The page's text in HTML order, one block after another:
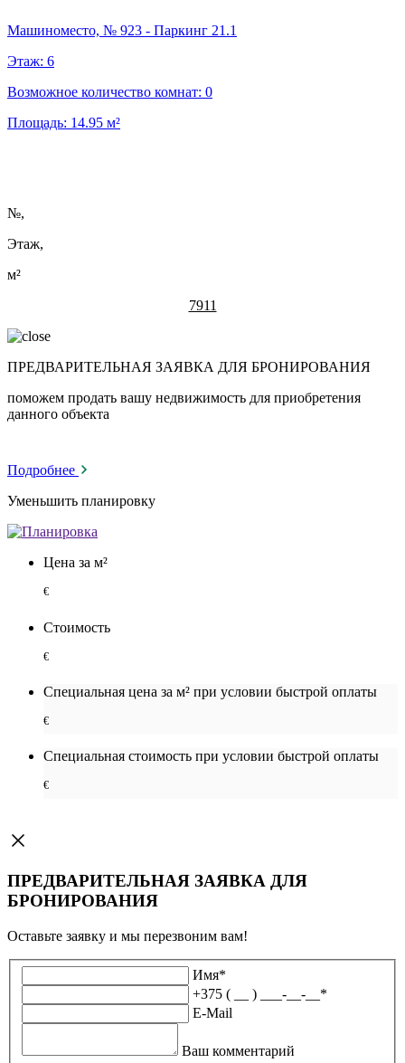
Машиноместо, № 923 - Паркинг 21.1
Этаж: 6
Возможное количество комнат: 0
Площадь: 14.95 м²
№,
Этаж,
м²
7911
ПРЕДВАРИТЕЛЬНАЯ ЗАЯВКА ДЛЯ БРОНИРОВАНИЯ
поможем продать вашу недвижимость для приобретения
данного объекта
Подробнее
Уменьшить планировку
Цена за м²
€
Стоимость
€
Специальная цена за м² при условии быстрой оплаты
€
Специальная cтоимость при условии быстрой оплаты
€
ПРЕДВАРИТЕЛЬНАЯ ЗАЯВКА ДЛЯ
БРОНИРОВАНИЯ
Оставьте заявку и мы перезвоним вам!
Имя*
+375 ( __ ) ___-__-__ *
E-Mail
Ваш комментарий